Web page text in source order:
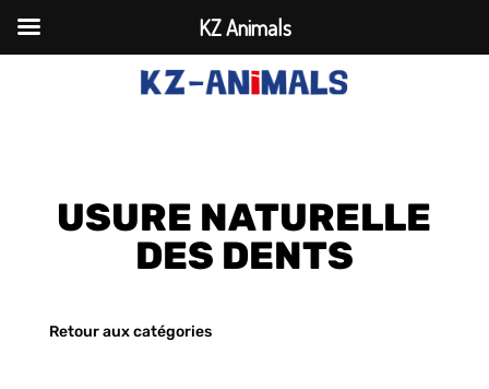
USURE NATURELLE
DES DENTS
Retour aux catégories
KZ Animals